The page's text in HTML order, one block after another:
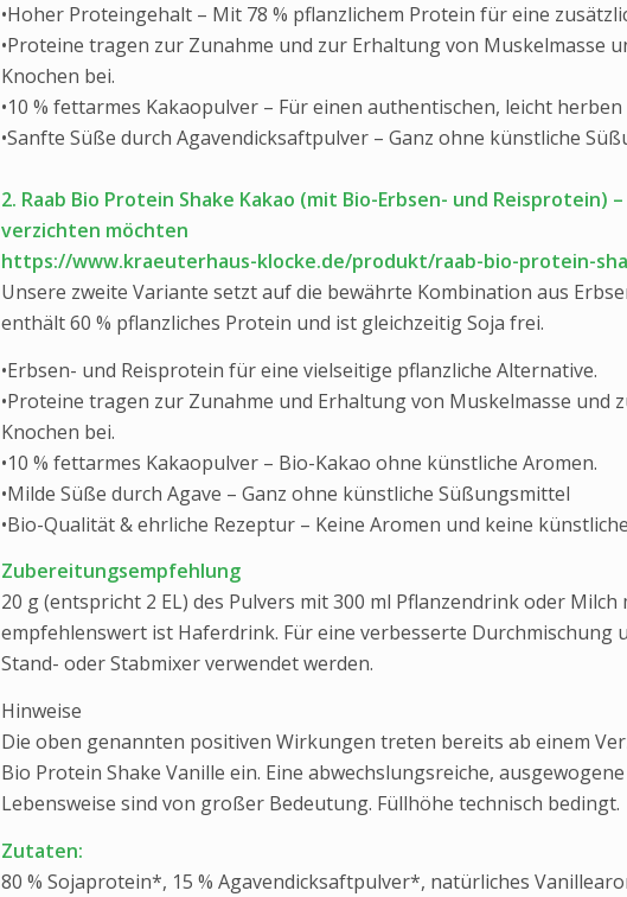
•Hoher Proteingehalt – Mit 78 % pflanzlichem Protein für eine
•Proteine tragen zur Zunahme und zur Erhaltung von Muskelmasse
Knochen bei.
•10 % fettarmes Kakaopulver – Für einen authentischen, leicht herben
•Sanfte Süße durch Agavendicksaftpulver – Ganz ohne künstliche
2. Raab Bio Protein Shake Kakao (mit Bio-Erbsen- und Reisprotein)
verzichten möchten
https://www.kraeuterhaus-klocke.de/produkt/raab-bio-protein-
Unsere zweite Variante setzt auf die bewährte Kombination aus
enthält 60 % pflanzliches Protein und ist gleichzeitig Soja frei.
•Erbsen- und Reisprotein für eine vielseitige pflanzliche Alternative.
•Proteine tragen zur Zunahme und Erhaltung von Muskelmasse und
Knochen bei.
•10 % fettarmes Kakaopulver – Bio-Kakao ohne künstliche Aromen.
•Milde Süße durch Agave – Ganz ohne künstliche Süßungsmittel
•Bio-Qualität & ehrliche Rezeptur – Keine Aromen und keine
Zubereitungsempfehlung
20 g (entspricht 2 EL) des Pulvers mit 300 ml Pflanzendrink oder Milch
empfehlenswert ist Haferdrink. Für eine verbesserte Durchmischung
Stand- oder Stabmixer verwendet werden.
Hinweise
Die oben genannten positiven Wirkungen treten bereits ab einem
Bio Protein Shake Vanille ein. Eine abwechslungsreiche,
Lebensweise sind von großer Bedeutung. Füllhöhe technisch bedingt.
Zutaten:
80 % Sojaprotein*, 15 % Agavendicksaftpulver*, natürliches